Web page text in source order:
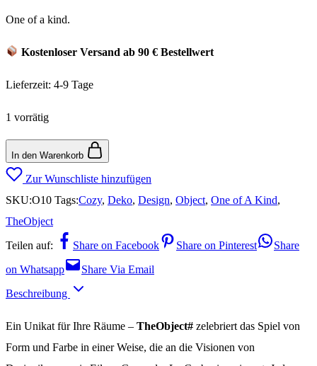
One of a kind.
Kostenloser Versand ab 90 € Bestellwert
Lieferzeit: 4-9 Tage
1 vorrätig
TheObject
#10
In den Warenkorb
Zur Wunschliste hinzufügen
SKU:O10 Tags:Cozy, Deko, Design, Object, One of A Kind,
TheObject
Teilen auf:
Share on Facebook Share on Pinterest
Share
on Whatsapp
Share Via Email
Beschreibung
Ein Unikat für Ihre Räume – TheObject# zelebriert das Spiel von
Form und Farbe in einer Weise, die an die Visionen von